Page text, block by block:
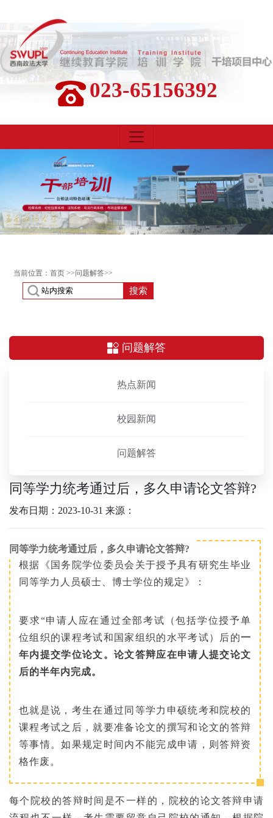
023-65156392
当前位置： 首页 >>问题解答>>
搜索
问题解答
热点新闻
校园新闻
问题解答
同等学力统考通过后，多久申请论文答辩?
发布日期：2023-10-31 来源：
同等学力统考通过后，多久申请论文答辩?
根据《国务院学位委员会关于授予具有研究生毕业
同等学力人员硕士、博士学位的规定》：
要求“申请人应在通过全部考试（包括学位授予单
位组织的课程考试和国家组织的水平考试）后的一
年内提交学位论文。论文答辩应在申请人提交论文
后的半年内完成。
也就是说，考生在通过同等学力申硕统考和院校的
课程考试之后，就要准备论文的撰写和论文的答辩
等事情。如果规定时间内不能完成申请，则答辩资
格作废。
每个院校的答辩时间是不一样的，院校的论文答辩申请